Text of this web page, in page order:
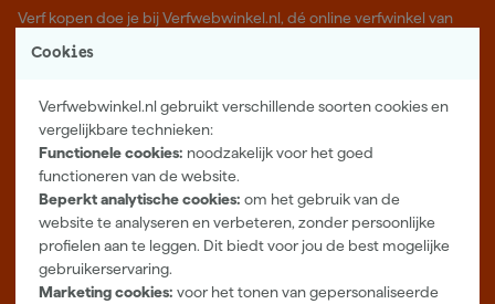
Cookies
Verfwebwinkel.nl gebruikt verschillende soorten cookies en
vergelijkbare technieken:
Functionele cookies: noodzakelijk voor het goed
functioneren van de website.
Beperkt analytische cookies: om het gebruik van de
website te analyseren en verbeteren, zonder persoonlijke
profielen aan te leggen. Dit biedt voor jou de best mogelijke
gebruikerservaring.
Marketing cookies: voor het tonen van gepersonaliseerde
Verf kopen doe je bij Verfwebwinkel.nl, dé online verfwinkel van
Nederland. Voordelige verf van topkwaliteit en gratis deskundig
Meer over ons
Showroom in Tilburg
Openingstijden
Maandag t/m vrijdag 08:00 - 18:00
Zaterdag 08:00 - 16:00
Zevenheuvelenweg 25
5048 AN Tilburg